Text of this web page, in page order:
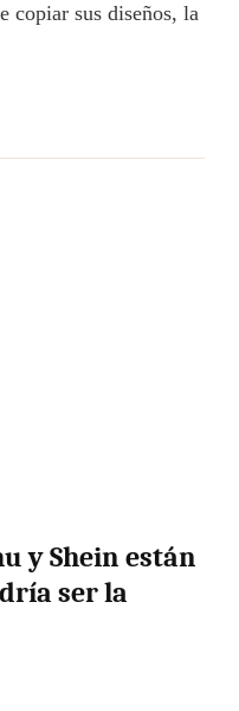
copiar sus diseños, la
y Shein están
ser la